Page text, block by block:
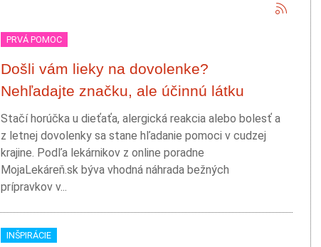
PRVÁ POMOC
Došli vám lieky na dovolenke?
Nehľadajte značku, ale účinnú látku
Stačí horúčka u dieťaťa, alergická reakcia alebo bolesť a
z letnej dovolenky sa stane hľadanie pomoci v cudzej
krajine. Podľa lekárnikov z online poradne
MojaLekáreň.sk býva vhodná náhrada bežných
prípravkov v...
INŠPIRÁCIE